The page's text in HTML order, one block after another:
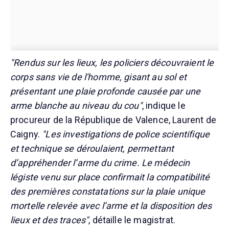
"Rendus sur les lieux, les policiers découvraient le
corps sans vie de l'homme, gisant au sol et
présentant une plaie profonde causée par une
arme blanche au niveau du cou", indique le
procureur de la République de Valence, Laurent de
Caigny. "Les investigations de police scientifique
et technique se déroulaient, permettant
d’appréhender l’arme du crime. Le médecin
légiste venu sur place confirmait la compatibilité
des premières constatations sur la plaie unique
mortelle relevée avec l’arme et la disposition des
lieux et des traces", détaille le magistrat.